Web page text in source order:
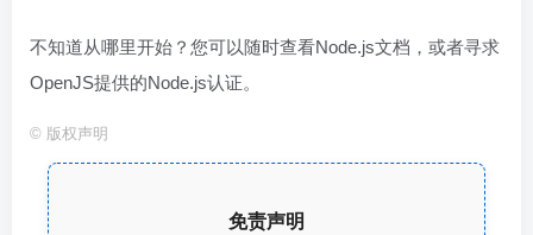
不知道从哪里开始？您可以随时查看Node.js文档，或者寻求
OpenJS提供的Node.js认证。
© 版权声明
免责声明